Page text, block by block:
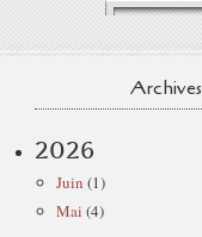
Archives
2026
Juin (1)
Mai (4)